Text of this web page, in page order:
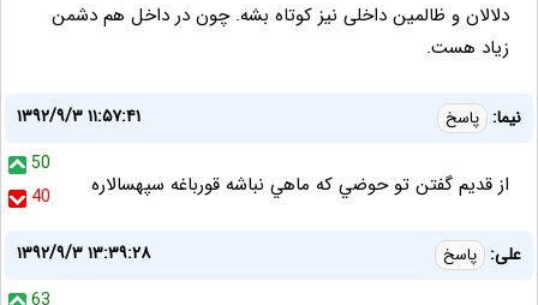
دلالان و ظالمین داخلی نیز کوتاه بشه. چون در داخل هم دشمن
زیاد هست.
نيما: پاسخ
۱۳۹۲/۹/۳ ۱۱:۵۷:۴۱
50
40
از قديم گفتن تو حوضي كه ماهي نباشه قورباغه سپهسالاره
علی: پاسخ
۱۳۹۲/۹/۳ ۱۳:۳۹:۲۸